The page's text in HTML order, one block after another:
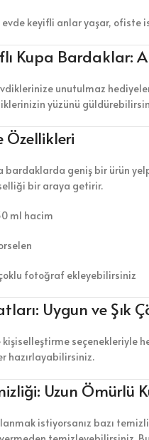
keyifli anlar yaşar, ofiste
Kupa Bardaklar:
unutulmaz
yüzünü
Özellikleri
bardaklarda geniş bir ürün
bir araya getirir.
ml hacim
fotoğraf ekleyebilirsiniz
Uygun ve Şık
kişiselleştirme seçenekleriyle
hazırlayabilirsiniz.
Uzun Ömürlü
istiyorsanız bazı